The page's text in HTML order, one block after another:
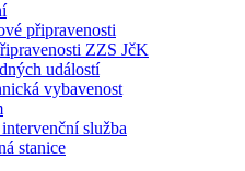
připravenosti
ZZS JčK
událostí
vybavenost
služba
stanice